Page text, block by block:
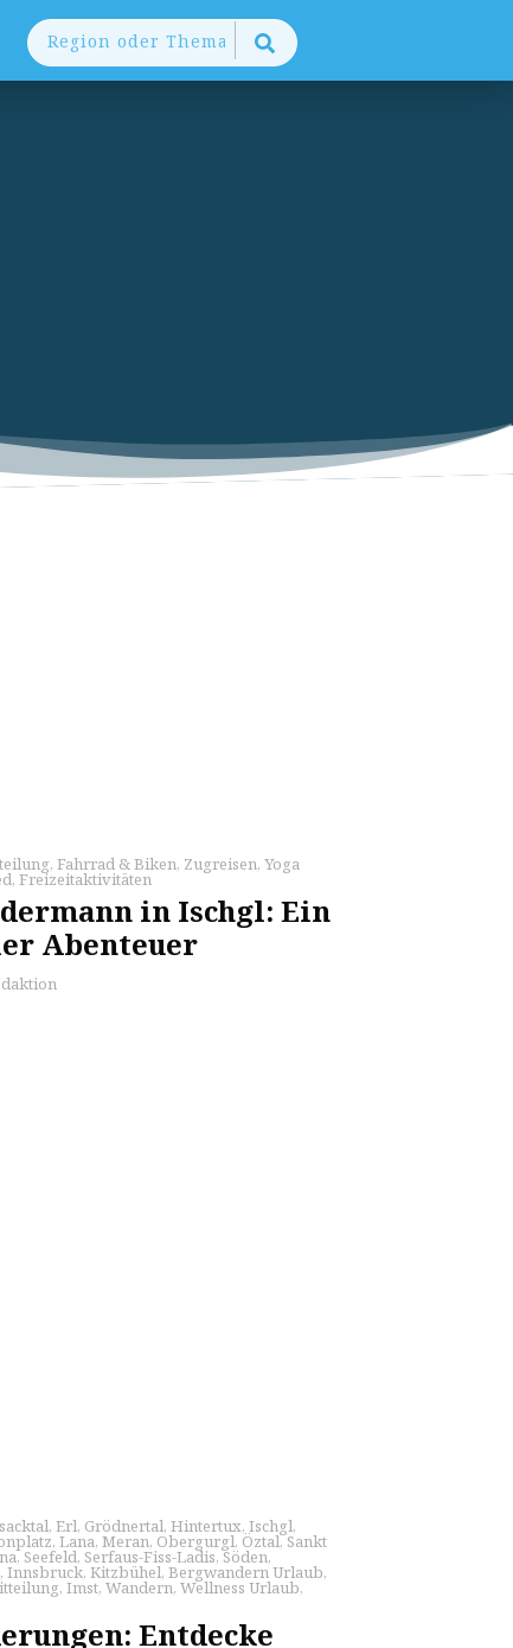
, Fahrrad & Biken, Zugreisen, Yoga
, Freizeitaktivitäten
in Ischgl: Ein
Abenteuer
, Erl, Grödnertal, Hintertux, Ischgl,
, Lana, Meran, Obergurgl, Öztal,Sankt
, Seefeld, Serfaus-Fiss-Ladis,Söden,
, Innsbruck, Kitzbühel, Bergwandern Urlaub,
, Imst, Wandern, Wellness Urlaub,
Entdecke